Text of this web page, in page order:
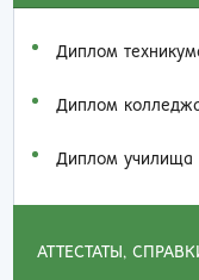
Диплом
Диплом
Диплом училища
АТТЕСТАТЫ,